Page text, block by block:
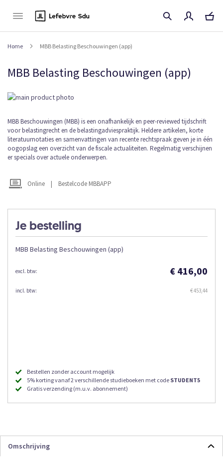
Home MBB Belasting Beschouwingen (app)
MBB Belasting Beschouwingen (app)
Je bestelling
MBB Belasting Beschouwingen (app)
€ 416,00
€ 453,44
Bestellen zonder account mogelijk
5% korting vanaf 2 verschillende studieboeken met code STUDENT5
Gratis verzending (m.u.v. abonnement)
Ga
het
einde
van
de
afbeeldingen-
Online | Bestelcode MBBAPP
Ga
naar
het
begin
van
afbeeldingen-
gallerij
MBB Beschouwingen (MBB) is een onafhankelijk en peer-reviewed tijdschrift
voor belastingrecht en de belastingadviespraktijk. Heldere artikelen, korte
literatuurnotaties en samenvattingen van recente rechtspraak geven je in één
oogopslag een overzicht van de fiscale actualiteiten. Regelmatig verschijnen
er specials over actuele onderwerpen.
Omschrijving